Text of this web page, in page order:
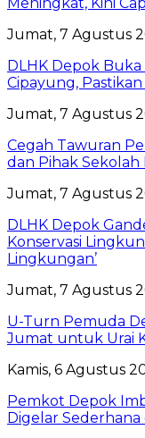
Jumat, 7 Agustus
DLHK Depok
Cipayung,
Jumat, 7 Agustus
Cegah Tawuran
dan Pihak
Jumat, 7 Agustus
DLHK Depok
Konservasi
Lingkungan’
Jumat, 7 Agustus
U-Turn Pemuda
Jumat untuk Urai
Kamis, 6 Agustus
Pemkot Depok
Digelar